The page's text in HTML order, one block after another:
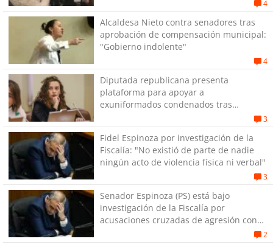
4
Alcaldesa Nieto contra senadores tras
aprobación de compensación municipal:
"Gobierno indolente"
4
Diputada republicana presenta
plataforma para apoyar a
exuniformados condenados tras
3
Fidel Espinoza por investigación de la
Fiscalía: "No existió de parte de nadie
ningún acto de violencia física ni verbal"
3
Senador Espinoza (PS) está bajo
investigación de la Fiscalía por
acusaciones cruzadas de agresión con
2